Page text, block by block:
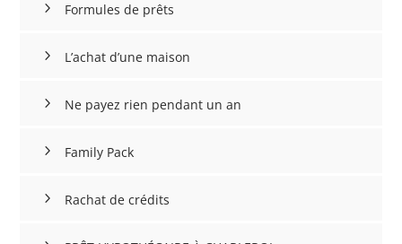
Formules de prêts
L’achat d’une maison
Ne payez rien pendant un an
Family Pack
Rachat de crédits